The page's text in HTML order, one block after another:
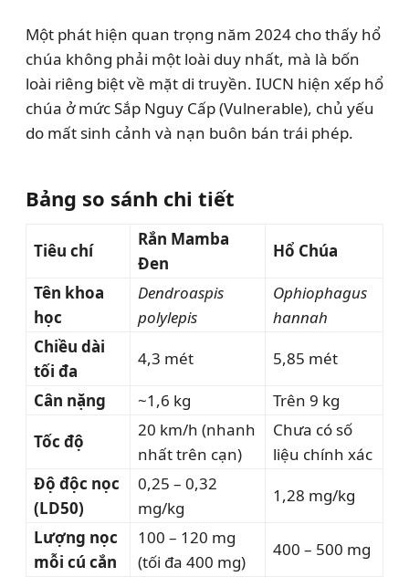
Một phát hiện quan trọng năm 2024 cho thấy hổ
chúa không phải một loài duy nhất, mà là bốn
loài riêng biệt về mặt di truyền. IUCN hiện xếp hổ
chúa ở mức Sắp Nguy Cấp (Vulnerable), chủ yếu
do mất sinh cảnh và nạn buôn bán trái phép.
Bảng so sánh chi tiết
Tiêu chí
Rắn Mamba
Đen
Hổ Chúa
Tên khoa
học
Dendroaspis
polylepis
Ophiophagus
hannah
Chiều dài
tối đa
4,3 mét
5,85 mét
Cân nặng
~1,6 kg
Trên 9 kg
Tốc độ
20 km/h (nhanh
nhất trên cạn)
Chưa có số
liệu chính xác
Độ độc nọc
(LD50)
0,25 – 0,32
mg/kg
1,28 mg/kg
Lượng nọc
mỗi cú cắn
100 – 120 mg
(tối đa 400 mg)
400 – 500 mg